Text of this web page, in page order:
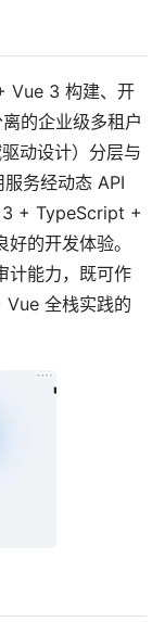
Vue 3 构建、开
的企业级多租户
动设计）分层与
务经动态 API
3 + TypeScript +
的开发体验。
计能力，既可作
Vue 全栈实践的